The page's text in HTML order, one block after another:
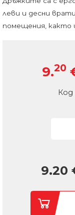
леви и десни
помещения, както
9.20
Код
9.20